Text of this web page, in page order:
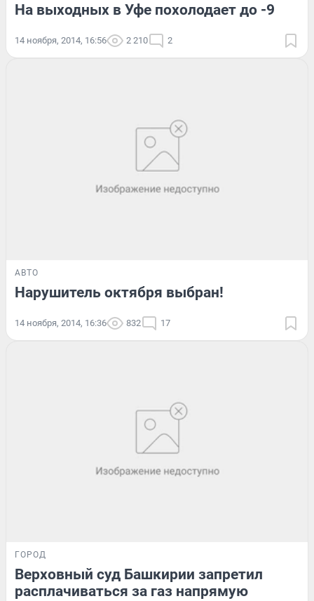
На выходных в Уфе похолодает до -9
14 ноября, 2014, 16:56 2 210 2
АВТО
Нарушитель октября выбран!
14 ноября, 2014, 16:36 832 17
ГОРОД
Верховный суд Башкирии запретил
расплачиваться за газ напрямую